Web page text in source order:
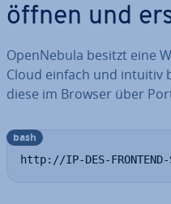
öffnen und
Open­Ne­bu­la besitzt eine
Cloud einfach und intuitiv
diese im Browser über
http://IP-DES-FRONTEND-
bash